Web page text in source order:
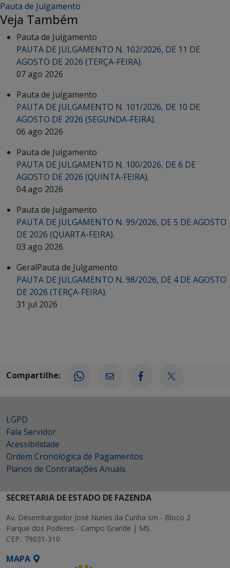
Pauta de Julgamento
Veja Também
Pauta de Julgamento
PAUTA DE JULGAMENTO N. 102/2026, DE 11 DE
AGOSTO DE 2026 (TERÇA-FEIRA).
07 ago 2026
Pauta de Julgamento
PAUTA DE JULGAMENTO N. 101/2026, DE 10 DE
AGOSTO DE 2026 (SEGUNDA-FEIRA).
06 ago 2026
Pauta de Julgamento
PAUTA DE JULGAMENTO N. 100/2026, DE 6 DE
AGOSTO DE 2026 (QUINTA-FEIRA).
04 ago 2026
Pauta de Julgamento
PAUTA DE JULGAMENTO N. 99/2026, DE 5 DE AGOSTO
DE 2026 (QUARTA-FEIRA).
03 ago 2026
GeralPauta de Julgamento
PAUTA DE JULGAMENTO N. 98/2026, DE 4 DE AGOSTO
DE 2026 (TERÇA-FEIRA).
31 jul 2026
Compartilhe:
LGPD
Fala Servidor
Acessibilidade
Ordem Cronológica de Pagamentos
Planos de Contratações Anuais
SECRETARIA DE ESTADO DE FAZENDA
Av. Desembargador José Nunes da Cunha s/n - Bloco 2
Parque dos Poderes - Campo Grande | MS
CEP.: 79031-310
MAPA